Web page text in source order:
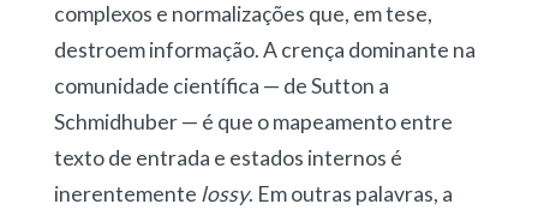
complexos e normalizações que, em tese,
destroem informação. A crença dominante na
comunidade científica — de Sutton a
Schmidhuber — é que o mapeamento entre
texto de entrada e estados internos é
inerentemente lossy. Em outras palavras, a